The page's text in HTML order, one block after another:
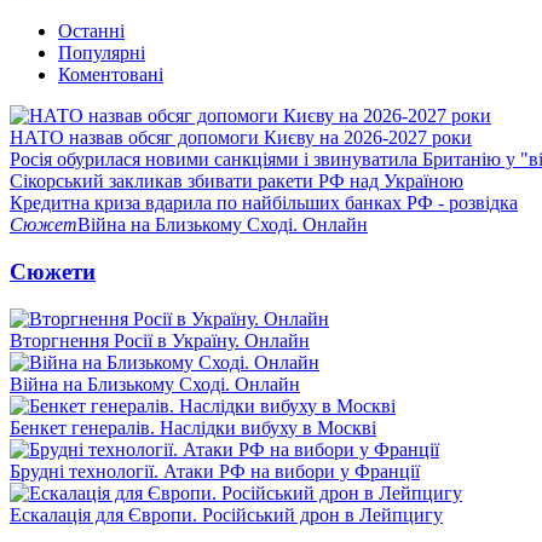
Останні
Популярні
Коментовані
НАТО назвав обсяг допомоги Києву на 2026-2027 роки
Росія обурилася новими санкціями і звинуватила Британію у
Сікорський закликав збивати ракети РФ над Україною
Кредитна криза вдарила по найбільших банках РФ - розвідка
СюжетВійна на Близькому Сході. Онлайн
Сюжети
Вторгнення Росії в Україну. Онлайн
Війна на Близькому Сході. Онлайн
Бенкет генералів. Наслідки вибуху в Москві
Брудні технології. Атаки РФ на вибори у Франції
Ескалація для Європи. Російський дрон в Лейпцигу